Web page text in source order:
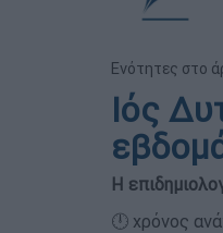
Ενότητες στο
Ιός
Η
🕛 χρόνος